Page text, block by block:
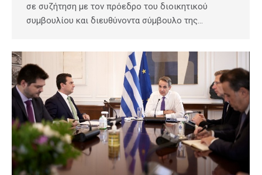
σε συζήτηση με τον πρόεδρο του διοικητικού
συμβουλίου και διευθύνοντα σύμβουλο της…